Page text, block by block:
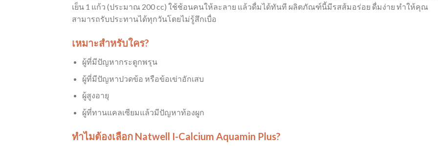
เย็น 1 แก้ว (ประมาณ 200 cc) ใช้ช้อนคนให้ละลาย แล้วดื่มได้ทันที ผลิตภัณฑ์นี้มีรสส้มอร่อย ดื่มง่าย ทำให้คุณ
สามารถรับประทานได้ทุกวันโดยไม่รู้สึกเบื่อ
เหมาะสำหรับใคร?
ผู้ที่มีปัญหากระดูกพรุน
ผู้ที่มีปัญหาปวดข้อ หรือข้อเข่าอักเสบ
ผู้สูงอายุ
ผู้ที่ทานแคลเซียมแล้วมีปัญหาท้องผูก
ทำไมต้องเลือก Natwell I-Calcium Aquamin Plus?